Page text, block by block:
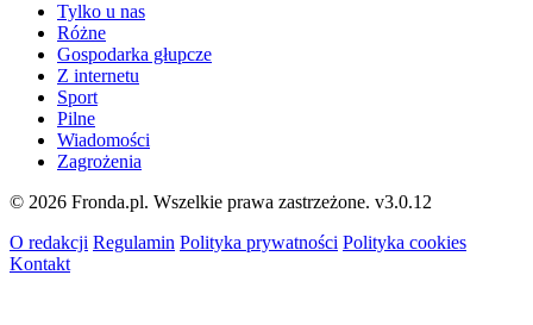
Tylko u nas
Różne
Gospodarka głupcze
Z internetu
Sport
Pilne
Wiadomości
Zagrożenia
© 2026 Fronda.pl. Wszelkie prawa zastrzeżone. v3.0.12
O redakcji Regulamin Polityka prywatności Polityka cookies
Kontakt